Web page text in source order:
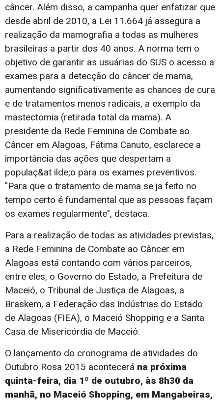
câncer. Além disso, a campanha quer enfatizar que
desde abril de 2010, a Lei 11.664 já assegura a
realização da mamografia a todas as mulheres
brasileiras a partir dos 40 anos. A norma tem o
objetivo de garantir as usuárias do SUS o acesso a
exames para a detecção do câncer de mama,
aumentando significativamente as chances de cura
e de tratamentos menos radicais, a exemplo da
mastectomia (retirada total da mama). A
presidente da Rede Feminina de Combate ao
Câncer em Alagoas, Fátima Canuto, esclarece a
importância das ações que despertam a
populaç&at ilde;o para os exames preventivos.
"Para que o tratamento de mama se ja feito no
tempo certo é fundamental que as pessoas façam
os exames regularmente", destaca.
Para a realização de todas as atividades previstas,
a Rede Feminina de Combate ao Câncer em
Alagoas está contando com vários parceiros,
entre eles, o Governo do Estado, a Prefeitura de
Maceió, o Tribunal de Justiça de Alagoas, a
Braskem, a Federação das Indústrias do Estado
de Alagoas (FIEA), o Maceió Shopping e a Santa
Casa de Misericórdia de Maceió.
O lançamento do cronograma de atividades do
Outubro Rosa 2015 acontecerá na próxima
quinta-feira, dia 1º de outubro, às 8h30 da
manhã, no Maceió Shopping, em Mangabeiras,